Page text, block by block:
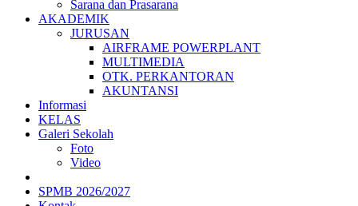
Sarana dan Prasarana
AKADEMIK
JURUSAN
AIRFRAME POWERPLANT
MULTIMEDIA
OTK. PERKANTORAN
AKUNTANSI
Informasi
KELAS
Galeri Sekolah
Foto
Video
SPMB 2026/2027